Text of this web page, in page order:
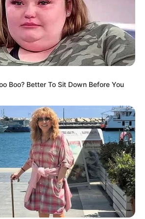
розслідують схему з
—
екскерівники
ТЦК
відповідь
вам необхідно
.
Boo? Better To Sit Down Before You